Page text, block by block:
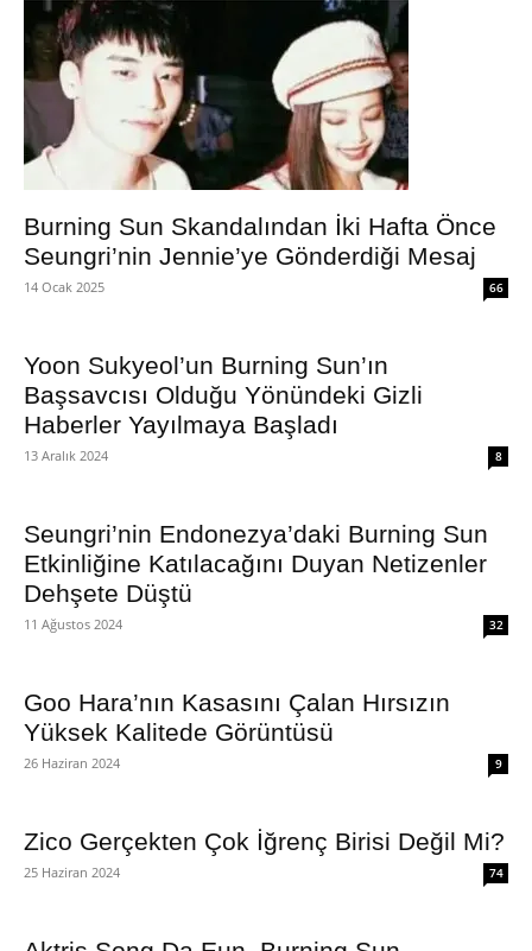
Burning Sun Skandalından İki Hafta Önce
Seungri’nin Jennie’ye Gönderdiği Mesaj
14 Ocak 2025 66
Yoon Sukyeol’un Burning Sun’ın
Başsavcısı Olduğu Yönündeki Gizli
Haberler Yayılmaya Başladı
13 Aralık 2024 8
Seungri’nin Endonezya’daki Burning Sun
Etkinliğine Katılacağını Duyan Netizenler
Dehşete Düştü
11 Ağustos 2024 32
Goo Hara’nın Kasasını Çalan Hırsızın
Yüksek Kalitede Görüntüsü
26 Haziran 2024 9
Zico Gerçekten Çok İğrenç Birisi Değil Mi?
25 Haziran 2024 74